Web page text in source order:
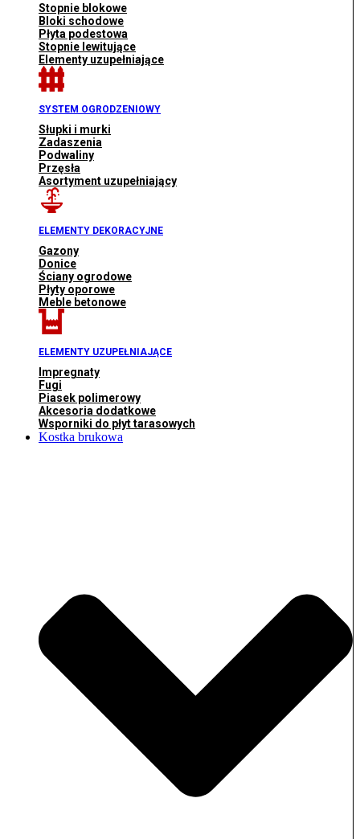
Stopnie blokowe
Bloki schodowe
Płyta podestowa
Stopnie lewitujące
Elementy uzupełniające
SYSTEM OGRODZENIOWY
Słupki i murki
Zadaszenia
Podwaliny
Przęsła
Asortyment uzupełniający
ELEMENTY DEKORACYJNE
Gazony
Donice
Ściany ogrodowe
Płyty oporowe
Meble betonowe
ELEMENTY UZUPEŁNIAJĄCE
Impregnaty
Fugi
Piasek polimerowy
Akcesoria dodatkowe
Wsporniki do płyt tarasowych
Kostka brukowa